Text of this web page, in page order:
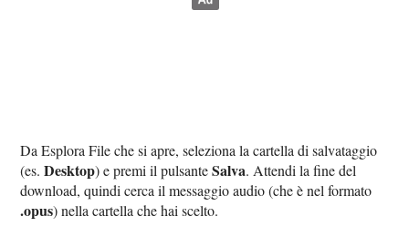
Da Esplora File che si apre, seleziona la cartella di salvataggio
(es.Desktop) e premi il pulsanteSalva. Attendi la fine del
download, quindi cerca il messaggio audio (che è nel formato
.opus) nella cartella che hai scelto.